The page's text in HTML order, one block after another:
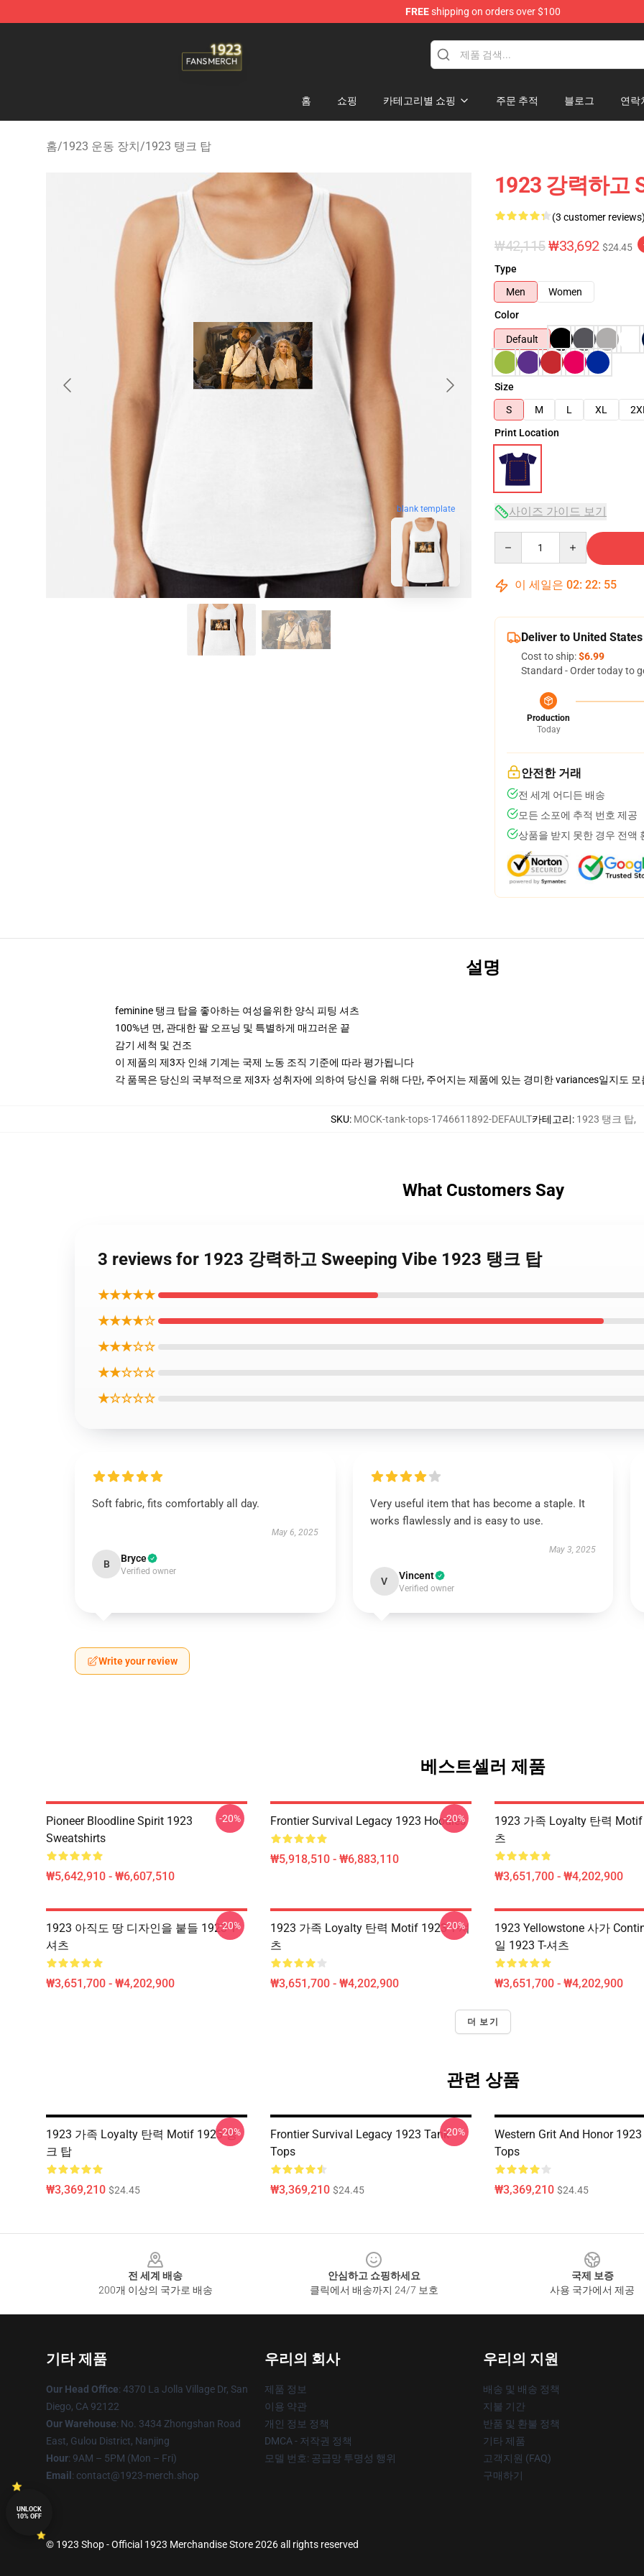
FREEshipping on orders over $100
홈 쇼핑 카테고리별 쇼핑 주문 추적 블로그 연락
홈/1923 운동 장치/1923 탱크 탑
blank template
1923 강력하고
(3 customer
₩42,115₩33,692 $24.45
Type
Men
Women
Color
Default
Size
S
M L XL
Print Location
사이즈 가이드 보기
이 세일은 02: 22: 54
Deliver to United States
Cost to ship:$6.99
Standard - Order today to
Production
Today
안전한 거래
전 세계 어디든 배송
모든 소포에 추적 번호 제공
상품을 받지 못한 경우 전액
설명
feminine 탱크 탑을 좋아하는 여성을위한 양식 피팅 셔츠
100%년 면, 관대한 팔 오프닝 및 특별하게 매끄러운 끝
감기 세척 및 건조
이 제품의 제3자 인쇄 기계는 국제 노동 조직 기준에 따라 평가됩니다
각 품목은 당신의 국부적으로 제3자 성취자에 의하여 당신을 위해 다만, 주어지는 제품에 있는 경미한 variances일지도
SKU: MOCK-tank-tops-1746611892-DEFAULT카테고리: 1923 탱크 탑,
What Customers Say
3 reviews for 1923 강력하고 Sweeping Vibe 1923 탱크 탑
★★★★★
★★★★☆
★★★☆☆
★★☆☆☆
★☆☆☆☆
Soft fabric, fits comfortably all day.
May 6, 2025
B Bryce
Verified owner
Very useful item that has become a staple. It
works flawlessly and is easy to use.
May 3, 2025
V Vincent
Verified owner
Write your review
베스트셀러 제품
Pioneer Bloodline Spirit 1923
Sweatshirts
₩5,642,910 - ₩6,607,510
-20% Frontier Survival Legacy 1923 Hoodies
₩5,918,510 - ₩6,883,110
-20%
1923 가족 Loyalty 탄력 Motif
츠
₩3,651,700 - ₩4,202,900
1923 아직도 땅 디자인을 붙들 1923 T-
셔츠
₩3,651,700 - ₩4,202,900
-20%
1923 가족 Loyalty 탄력 Motif 1923 T-셔
츠
₩3,651,700 - ₩4,202,900
-20%
1923 Yellowstone 사가
일 1923 T-셔츠
₩3,651,700 - ₩4,202,900
더 보기
관련 상품
1923 가족 Loyalty 탄력 Motif 1923 탱
크 탑
₩3,369,210 $24.45
-20%
Frontier Survival Legacy 1923 Tank
Tops
₩3,369,210 $24.45
-20%
Western Grit And Honor
Tops
₩3,369,210 $24.45
전 세계 배송
200개 이상의 국가로 배송
안심하고 쇼핑하세요
클릭에서 배송까지 24/7 보호
국제 보증
사용 국가에서 제공
기타 제품
Our Head Office: 4370 La Jolla Village Dr, San
Diego, CA 92122
Our Warehouse: No. 3434 Zhongshan Road
East, Gulou District, Nanjing
Hour: 9AM – 5PM (Mon – Fri)
Email : contact@1923-merch.shop
우리의 회사
제품 정보
이용 약관
개인 정보 정책
DMCA - 저작권 정책
모델 번호: 공급망 투명성 행위
우리의 지원
배송 및 배송 정책
지불 기간
반품 및 환불 정책
기타 제품
고객지원 (FAQ)
구매하기
© 1923 Shop - Official 1923 Merchandise Store 2026 all rights reserved
UNLOCK
10% OFF